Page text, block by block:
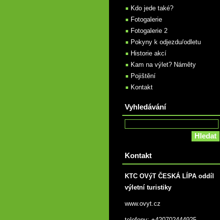
Kdo jede také?
Fotogalerie
Fotogalerie 2
Pokyny k odjezdu/odletu
Historie akcí
Kam na výlet? Náměty
Pojištění
Kontakt
Vyhledávání
Kontakt
KTC OVýT ČESKÁ LÍPA oddíl
výletní turistiky
www.ovyt.cz